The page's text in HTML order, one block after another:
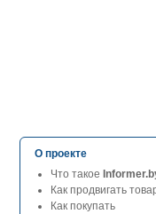
О проекте
Что такое
Как продвигать
Как покупать